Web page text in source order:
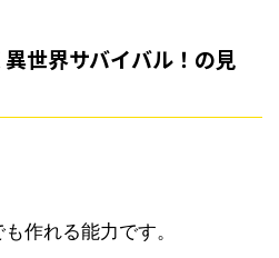
世界サバイバル！の見
作れる能力です。